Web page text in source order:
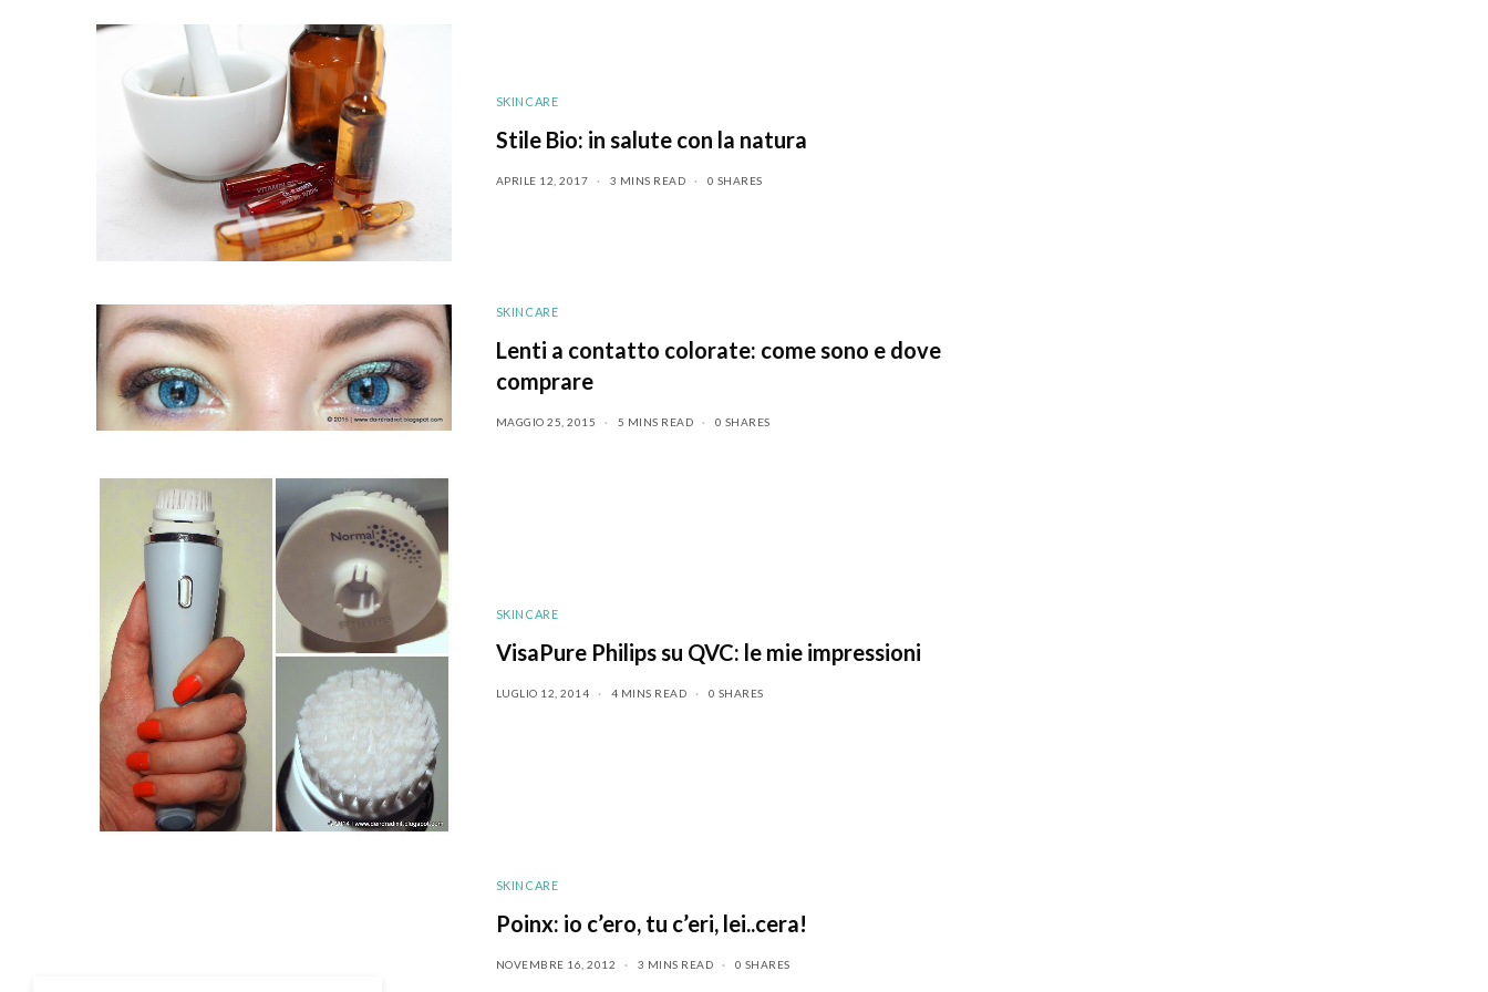
SKINCARE
Stile Bio: in salute con la natura
APRILE 12, 2017 3 MINS READ 0 SHARES
SKINCARE
Lenti a contatto colorate: come sono e dove
comprare
MAGGIO 25, 2015 5 MINS READ 0 SHARES
SKINCARE
VisaPure Philips su QVC: le mie impressioni
LUGLIO 12, 2014 4 MINS READ 0 SHARES
SKINCARE
Poinx: io c’ero, tu c’eri, lei..cera!
NOVEMBRE 16, 2012 3 MINS READ 0 SHARES